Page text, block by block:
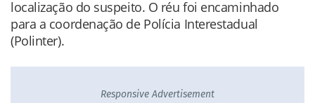
localização do suspeito. O réu foi encaminhado
para a coordenação de Polícia Interestadual
(Polinter).
Responsive Advertisement